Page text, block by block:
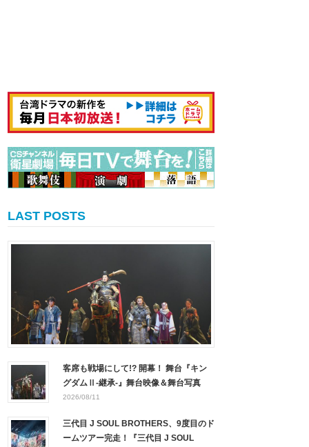
LAST POSTS
客席も戦場にして!? 開幕！ 舞台『キン
グダムⅡ-継承-』舞台映像＆舞台写真
2026/08/11
三代目 J SOUL BROTHERS、9度目のド
ームツアー完走！『三代目 J SOUL